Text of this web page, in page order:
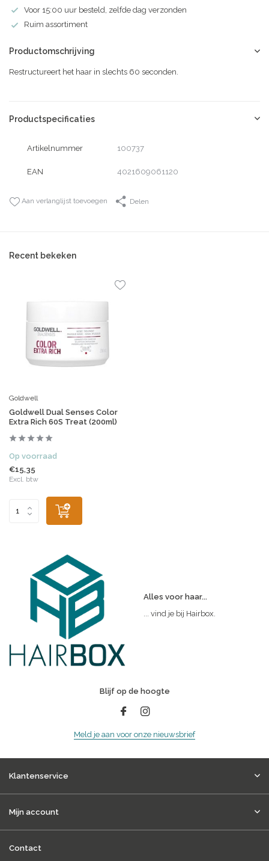
Voor 15:00 uur besteld, zelfde dag verzonden
Ruim assortiment
Productomschrijving
Restructureert het haar in slechts 60 seconden.
Productspecificaties
Artikelnummer 100737
EAN 4021609061120
Aan verlanglijst toevoegen Delen
Recent bekeken
Goldwell
Goldwell Dual Senses Color
Extra Rich 60S Treat (200ml)
Op voorraad
€15,35
Excl. btw
Alles voor haar...
... vind je bij Hairbox.
Blijf op de hoogte
Meld je aan voor onze nieuwsbrief
Klantenservice
Mijn account
Contact